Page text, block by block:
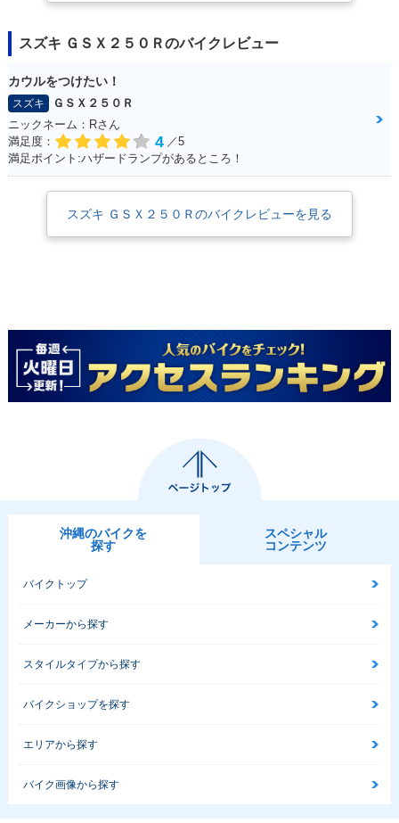
スズキ ＧＳＸ２５０Ｒのバイクレビュー
カウルをつけたい！
スズキ
ＧＳＸ２５０Ｒ
ニックネーム：Rさん
満足度：
4 ／5
満足ポイント:ハザードランプがあるところ！
スズキ ＧＳＸ２５０Ｒのバイクレビューを見る
沖縄のバイクを
探す
スペシャル
コンテンツ
バイクトップ
メーカーから探す
スタイルタイプから探す
バイクショップを探す
エリアから探す
バイク画像から探す